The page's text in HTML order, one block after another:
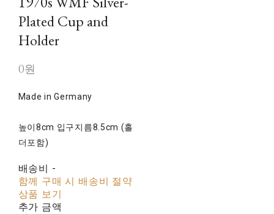
Plated Cup and
Holder
0원
Made in Germany
높이8cm 입구지름8.5cm (홀
더포함)
배송비 -
함께 구매 시 배송비 절약
상품 보기
추가 금액